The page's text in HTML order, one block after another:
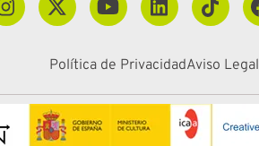
Política de PrivacidadAviso Legal